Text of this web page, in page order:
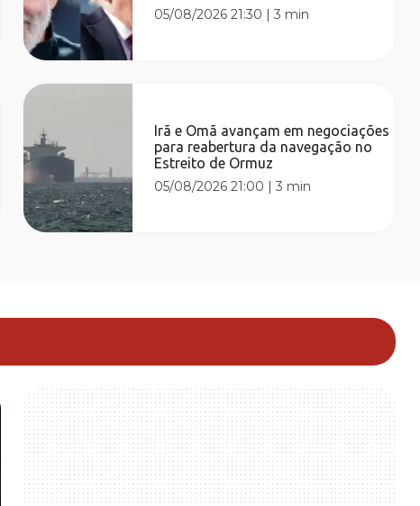
05/08/2026 21:30 |3 min
Irã e Omã avançam em negociações
para reabertura da navegação no
Estreito de Ormuz
05/08/2026 21:00 |3 min